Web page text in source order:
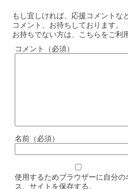
もし宜しければ、応援コメントな
コメント、お待ちしております。
お持ちでない方は、こちらをご利
コメント（必須）
名前（必須）
使用するためブラウザーに自分の
ス、サイトを保存する。